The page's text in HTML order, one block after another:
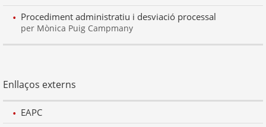
Procediment administratiu i desviació processal
per Mònica Puig Campmany
Enllaços externs
EAPC